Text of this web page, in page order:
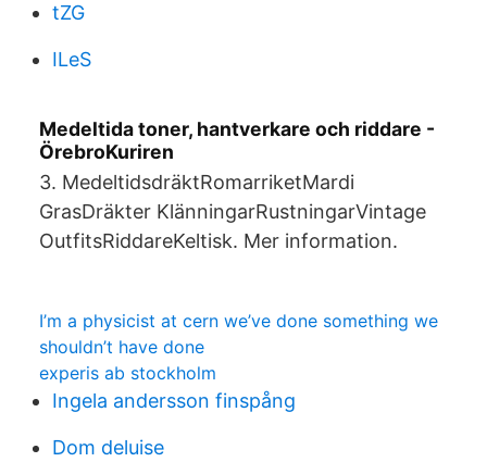
tZG
ILeS
Medeltida toner, hantverkare och riddare -
ÖrebroKuriren
3. MedeltidsdräktRomarriketMardi
GrasDräkter KlänningarRustningarVintage
OutfitsRiddareKeltisk. Mer information.
I’m a physicist at cern we’ve done something we
shouldn’t have done
experis ab stockholm
Ingela andersson finspång
Dom deluise